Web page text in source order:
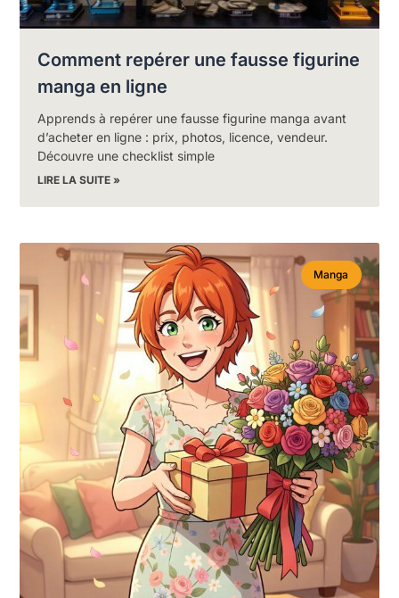
Comment repérer une fausse figurine
manga en ligne
Apprends à repérer une fausse figurine manga avant
d’acheter en ligne : prix, photos, licence, vendeur.
Découvre une checklist simple
LIRE LA SUITE »
Manga